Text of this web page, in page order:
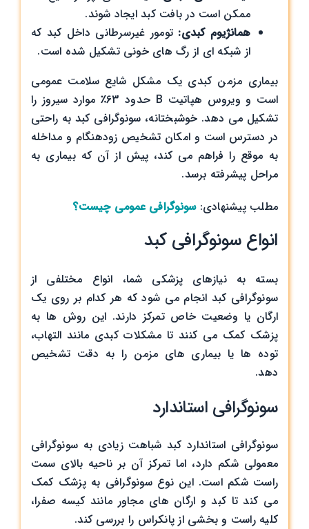
ممکن است در بافت کبد ایجاد شوند.
همانژیوم کبدی: تومور غیرسرطانی داخل کبد که
از شبکه ‌ای از رگ ‌های خونی تشکیل شده است.
بیماری مزمن کبدی یک مشکل شایع سلامت عمومی
است و ویروس هپاتیت B حدود 63٪ موارد سیروز را
تشکیل می ‌دهد. خوشبختانه، سونوگرافی کبد به راحتی
در دسترس است و امکان تشخیص زودهنگام و مداخله
به موقع را فراهم می‌ کند، پیش از آن که بیماری به
مراحل پیشرفته برسد.
مطلب پیشنهادی:سونوگرافی عمومی چیست؟
انواع سونوگرافی کبد
بسته به نیازهای پزشکی شما، انواع مختلفی از
سونوگرافی کبد انجام می شود که هر کدام بر روی یک
ارگان یا وضعیت خاص تمرکز دارند. این روش ها به
پزشک کمک می کنند تا مشکلات کبدی مانند التهاب،
توده ها یا بیماری های مزمن را به دقت تشخیص
دهد.
سونوگرافی استاندارد
سونوگرافی استاندارد کبد شباهت زیادی به سونوگرافی
معمولی شکم دارد، اما تمرکز آن بر ناحیه بالای سمت
راست شکم است. این نوع سونوگرافی به پزشک کمک
می کند تا کبد و ارگان های مجاور مانند کیسه صفرا،
کلیه راست و بخشی از پانکراس را بررسی کند.